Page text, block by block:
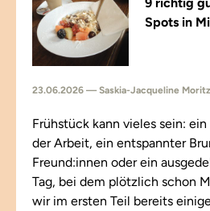
Spots in
23.06.2026 — Saskia-Jacqueline Moritz
Frühstück kann vieles sein:
der Arbeit, ein entspannter
Freund:innen oder ein
Tag, bei dem plötzlich schon
wir im ersten Teil bereits